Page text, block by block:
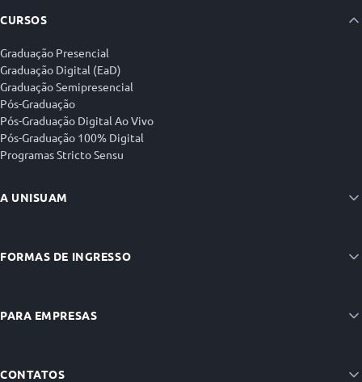
CURSOS
Graduação Presencial
Graduação Digital (EaD)
Graduação Semipresencial
Pós-Graduação
Pós-Graduação Digital Ao Vivo
Pós-Graduação 100% Digital
Programas Stricto Sensu
A UNISUAM
FORMAS DE INGRESSO
PARA EMPRESAS
CONTATOS